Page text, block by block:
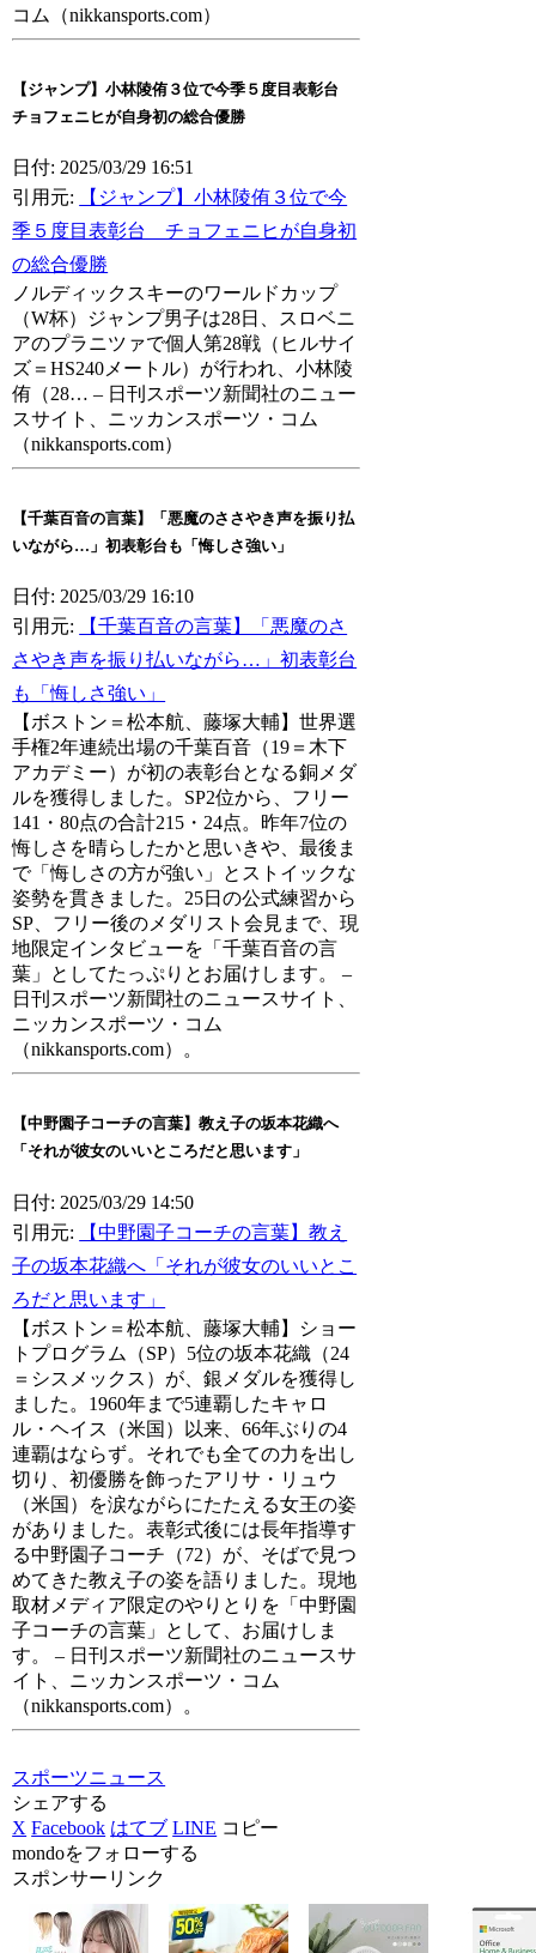
コム（nikkansports.com）
【ジャンプ】小林陵侑３位で今季５度目表彰台
チョフェニヒが自身初の総合優勝
日付: 2025/03/29 16:51
引用元:
【ジャンプ】小林陵侑３位で今
季５度目表彰台 チョフェニヒが自身初
の総合優勝
ノルディックスキーのワールドカップ
（W杯）ジャンプ男子は28日、スロベニ
アのプラニツァで個人第28戦（ヒルサイ
ズ＝HS240メートル）が行われ、小林陵
侑（28… – 日刊スポーツ新聞社のニュー
スサイト、ニッカンスポーツ・コム
（nikkansports.com）
【千葉百音の言葉】「悪魔のささやき声を振り払
いながら…」初表彰台も「悔しさ強い」
日付: 2025/03/29 16:10
引用元:
【千葉百音の言葉】「悪魔のさ
さやき声を振り払いながら…」初表彰台
も「悔しさ強い」
【ボストン＝松本航、藤塚大輔】世界選
手権2年連続出場の千葉百音（19＝木下
アカデミー）が初の表彰台となる銅メダ
ルを獲得しました。SP2位から、フリー
141・80点の合計215・24点。昨年7位の
悔しさを晴らしたかと思いきや、最後ま
で「悔しさの方が強い」とストイックな
姿勢を貫きました。25日の公式練習から
SP、フリー後のメダリスト会見まで、現
地限定インタビューを「千葉百音の言
葉」としてたっぷりとお届けします。 –
日刊スポーツ新聞社のニュースサイト、
ニッカンスポーツ・コム
（nikkansports.com）。
【中野園子コーチの言葉】教え子の坂本花織へ
「それが彼女のいいところだと思います」
日付: 2025/03/29 14:50
引用元:
【中野園子コーチの言葉】教え
子の坂本花織へ「それが彼女のいいとこ
ろだと思います」
【ボストン＝松本航、藤塚大輔】ショー
トプログラム（SP）5位の坂本花織（24
＝シスメックス）が、銀メダルを獲得し
ました。1960年まで5連覇したキャロ
ル・ヘイス（米国）以来、66年ぶりの4
連覇はならず。それでも全ての力を出し
切り、初優勝を飾ったアリサ・リュウ
（米国）を涙ながらにたたえる女王の姿
がありました。表彰式後には長年指導す
る中野園子コーチ（72）が、そばで見つ
めてきた教え子の姿を語りました。現地
取材メディア限定のやりとりを「中野園
子コーチの言葉」として、お届けしま
す。 – 日刊スポーツ新聞社のニュースサ
イト、ニッカンスポーツ・コム
（nikkansports.com）。
スポーツニュース
シェアする
X Facebook はてブ LINE コピー
mondoをフォローする
スポンサーリンク